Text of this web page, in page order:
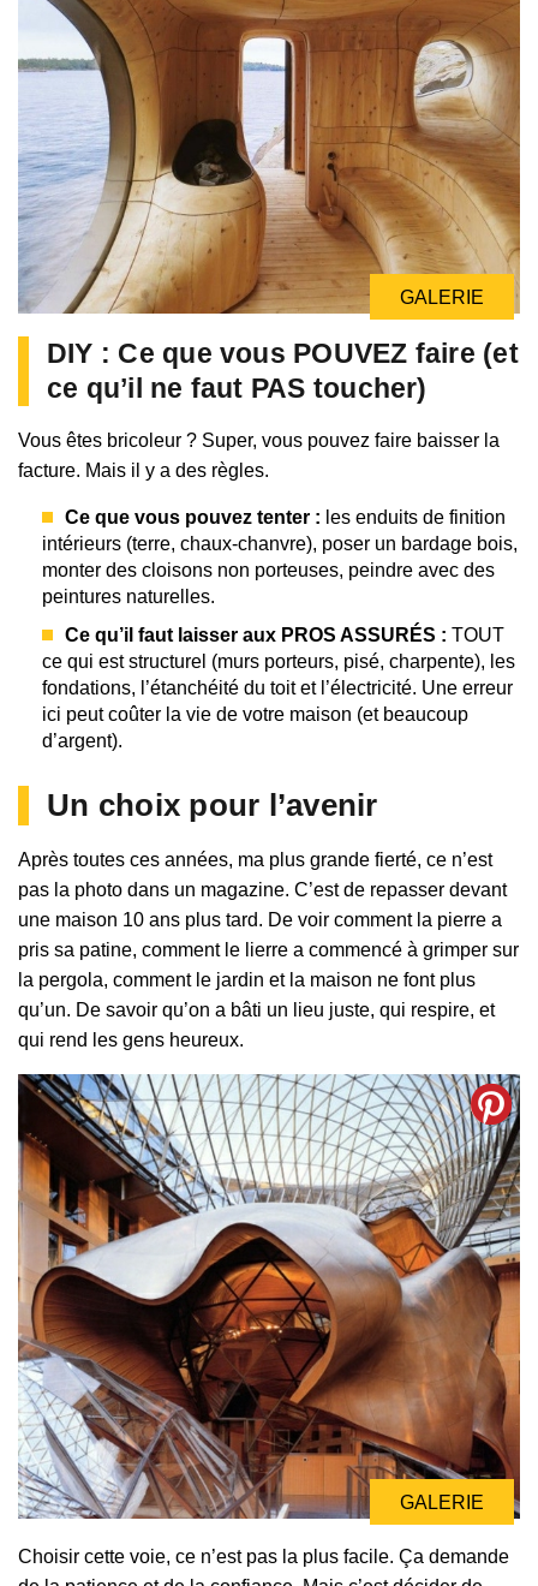
GALERIE
DIY : Ce que vous POUVEZ faire (et
ce qu’il ne faut PAS toucher)
Vous êtes bricoleur ? Super, vous pouvez faire baisser la
facture. Mais il y a des règles.
Ce que vous pouvez tenter : les enduits de finition
intérieurs (terre, chaux-chanvre), poser un bardage bois,
monter des cloisons non porteuses, peindre avec des
peintures naturelles.
Ce qu’il faut laisser aux PROS ASSURÉS : TOUT
ce qui est structurel (murs porteurs, pisé, charpente), les
fondations, l’étanchéité du toit et l’électricité. Une erreur
ici peut coûter la vie de votre maison (et beaucoup
d’argent).
Un choix pour l’avenir
Après toutes ces années, ma plus grande fierté, ce n’est
pas la photo dans un magazine. C’est de repasser devant
une maison 10 ans plus tard. De voir comment la pierre a
pris sa patine, comment le lierre a commencé à grimper sur
la pergola, comment le jardin et la maison ne font plus
qu’un. De savoir qu’on a bâti un lieu juste, qui respire, et
qui rend les gens heureux.
GALERIE
Choisir cette voie, ce n’est pas la plus facile. Ça demande